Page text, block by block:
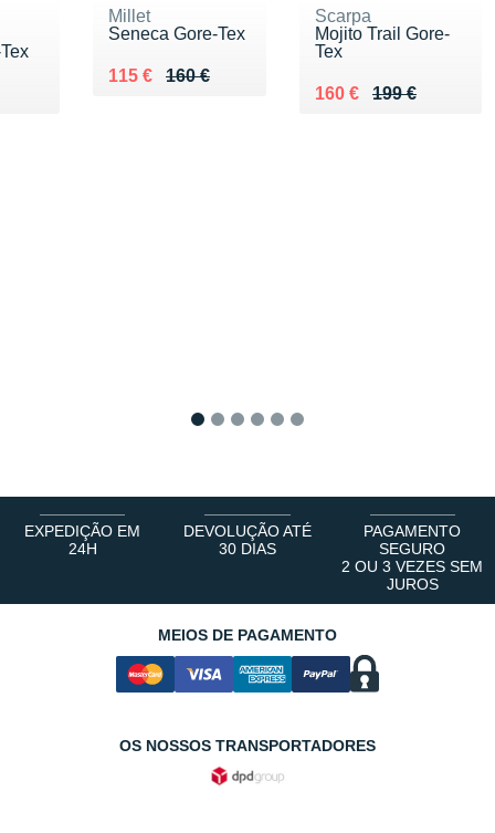
Millet
Seneca Gore-Tex
160 €
Au lieu de 160 €
115 €
Vendu 115 €
Scarpa
Mojito Trail Gore-
Tex
199 €
Au lieu de 199 €
160 €
Vendu 160 €
EXPEDIÇÃO EM
24H
DEVOLUÇÃO ATÉ
30 DIAS
PAGAMENTO
SEGURO
2 OU 3 VEZES SEM
JUROS
MEIOS DE PAGAMENTO
OS NOSSOS TRANSPORTADORES